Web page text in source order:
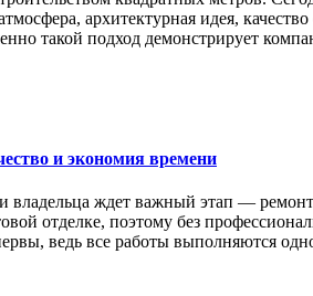
архитектурная идея,
такой подход демонстрирует
и экономия времени
ждет важный этап —
отделке, поэтому без
ведь все работы выполняются